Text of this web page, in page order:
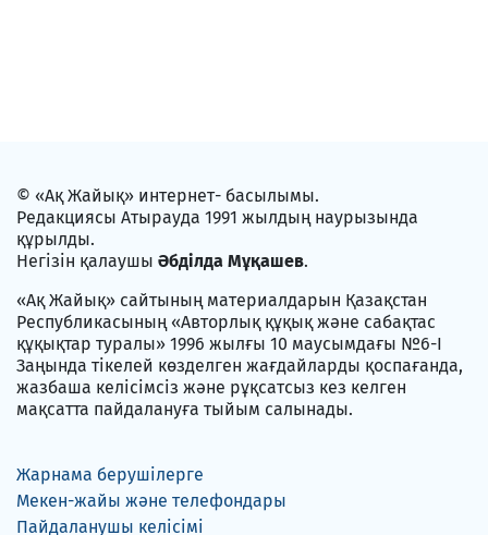
© «Ақ Жайық» интернет- басылымы.
Редакциясы Атырауда 1991 жылдың наурызында
құрылды.
Негізін қалаушы Әбділда Мұқашев.
«Ақ Жайық» сайтының материалдарын Қазақстан
Республикасының «Авторлық құқық және сабақтас
құқықтар туралы» 1996 жылғы 10 маусымдағы №6-I
Заңында тікелей көзделген жағдайларды қоспағанда,
жазбаша келісімсіз және рұқсатсыз кез келген
мақсатта пайдалануға тыйым салынады.
Жарнама берушілерге
Мекен-жайы және телефондары
Пайдаланушы келісімі